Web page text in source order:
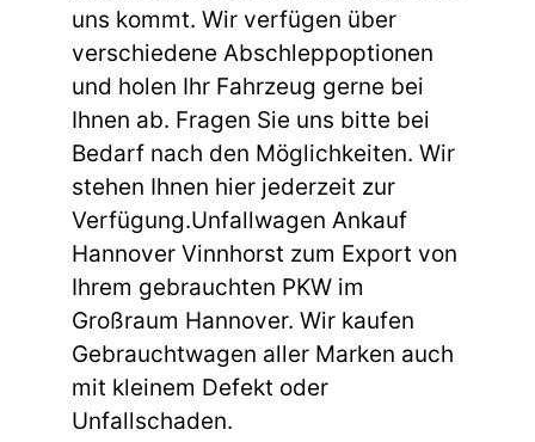
uns kommt. Wir verfügen über
verschiedene Abschleppoptionen
und holen Ihr Fahrzeug gerne bei
Ihnen ab. Fragen Sie uns bitte bei
Bedarf nach den Möglichkeiten. Wir
stehen Ihnen hier jederzeit zur
Verfügung.Unfallwagen Ankauf
Hannover Vinnhorst zum Export von
Ihrem gebrauchten PKW im
Großraum Hannover. Wir kaufen
Gebrauchtwagen aller Marken auch
mit kleinem Defekt oder
Unfallschaden.